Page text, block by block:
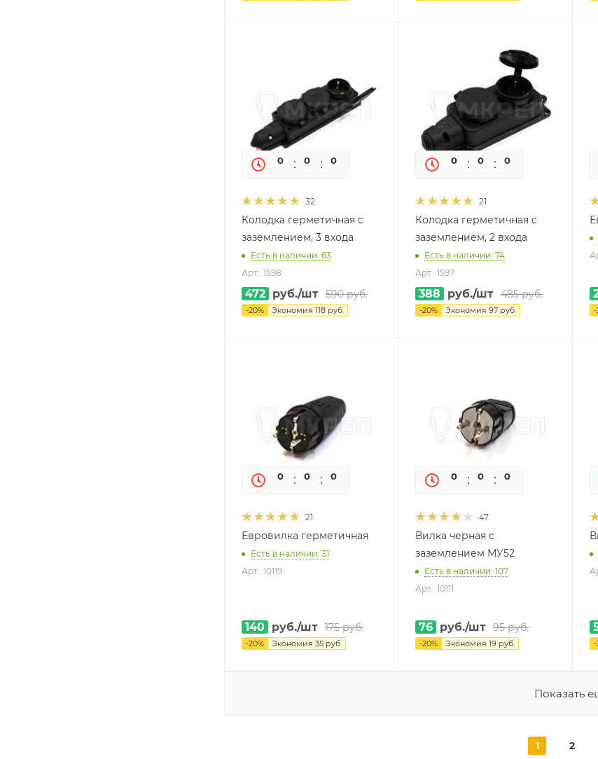
0 0 0
32
Колодка герметичная с
заземлением, 3 входа
Есть в наличии: 63
Арт.: 1598
472 руб./шт 590руб.
-20% Экономия 118 руб.
0 0 0
21
Колодка герметичная с
заземлением, 2 входа
Есть в наличии: 74
Арт.: 1597
388 руб./шт 485руб.
-20% Экономия97 руб. -
0 0 0
21
Евровилка герметичная
Есть в наличии: 31
Арт.: 10119
140 руб./шт 175руб.
-20% Экономия 35 руб.
0 0 0
47
Вилка черная с
заземлением МУ52
Есть в наличии: 107
Арт.: 10111
76 руб./шт 95руб.
-20% Экономия19 руб. -
Показать
1 2